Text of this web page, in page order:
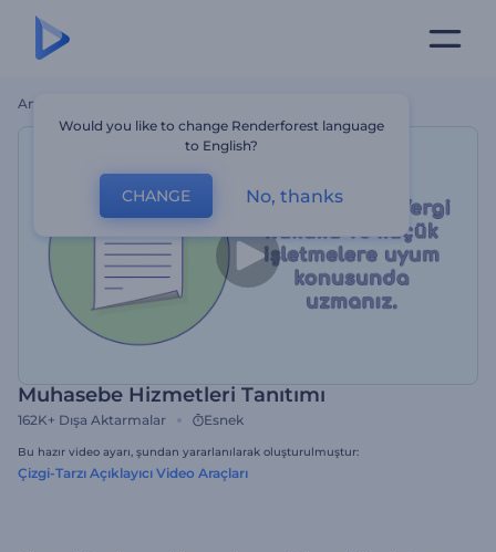
Ana Sayfa
Muhasebe Hizmetleri Tanıtımı
162K+ Dışa Aktarmalar Esnek
Bu hazır video ayarı, şundan yararlanılarak oluşturulmuştur:
Çizgi-Tarzı Açıklayıcı Video Araçları
Would you like to change Renderforest language
to English?
CHANGE No, thanks